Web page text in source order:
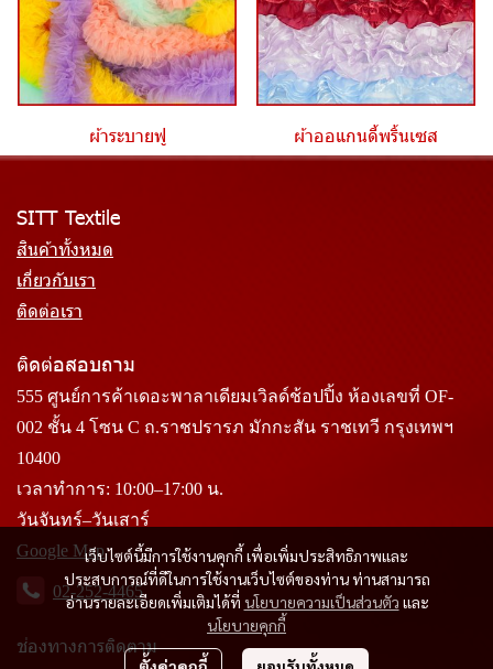
ผ้าระบายฟู ผ้าออแกนดี้พริ้นเซส
เว็บไซต์นี้มีการใช้งานคุกกี้ เพื่อเพิ่มประสิทธิภาพและ
ประสบการณ์ที่ดีในการใช้งานเว็บไซต์ของท่าน ท่านสามารถ
อ่านรายละเอียดเพิ่มเติมได้ที่ นโยบายความเป็นส่วนตัว และ
นโยบายคุกกี้
SITT Textile
สินค้าทั้งหมด
เกี่ยวกับเรา
ติดต่อเรา
ติดต่อสอบถาม
555 ศูนย์การค้าเดอะพาลาเดียมเวิลด์ช้อปปิ้ง ห้องเลขที่ OF-
002 ชั้น 4 โซน C ถ.ราชปรารภ มักกะสัน ราชเทวี กรุงเทพฯ
10400
เวลาทำการ: 10:00–17:00 น.
วันจันทร์–วันเสาร์
Google Map
02-252-4465
ช่องทางการติดตาม